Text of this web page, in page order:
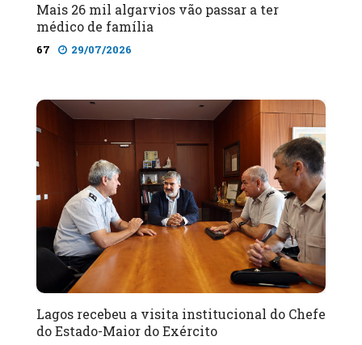
Mais 26 mil algarvios vão passar a ter
médico de família
67 29/07/2026
Lagos recebeu a visita institucional do Chefe
do Estado-Maior do Exército